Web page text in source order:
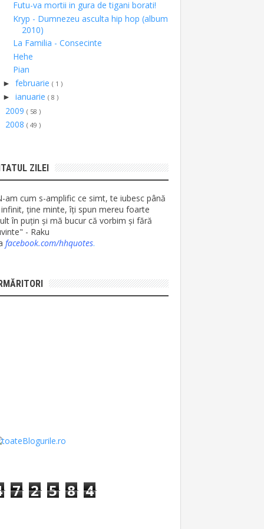
Futu-va mortii in gura de tigani borati!
Kryp - Dumnezeu asculta hip hop (album
2010)
La Familia - Consecinte
Hehe
Pian
► februarie ( 1 )
► ianuarie ( 8 )
2009 ( 58 )
2008 ( 49 )
ZILEI
am cum s-amplific ce simt, te iubesc până
ține minte, îți spun mereu foarte
în puțin și mă bucur că vorbim și fără
- Raku
facebook.com/hhquotes.
7 2 5 8 4